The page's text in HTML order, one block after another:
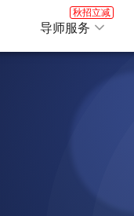
导师服务
秋招立减